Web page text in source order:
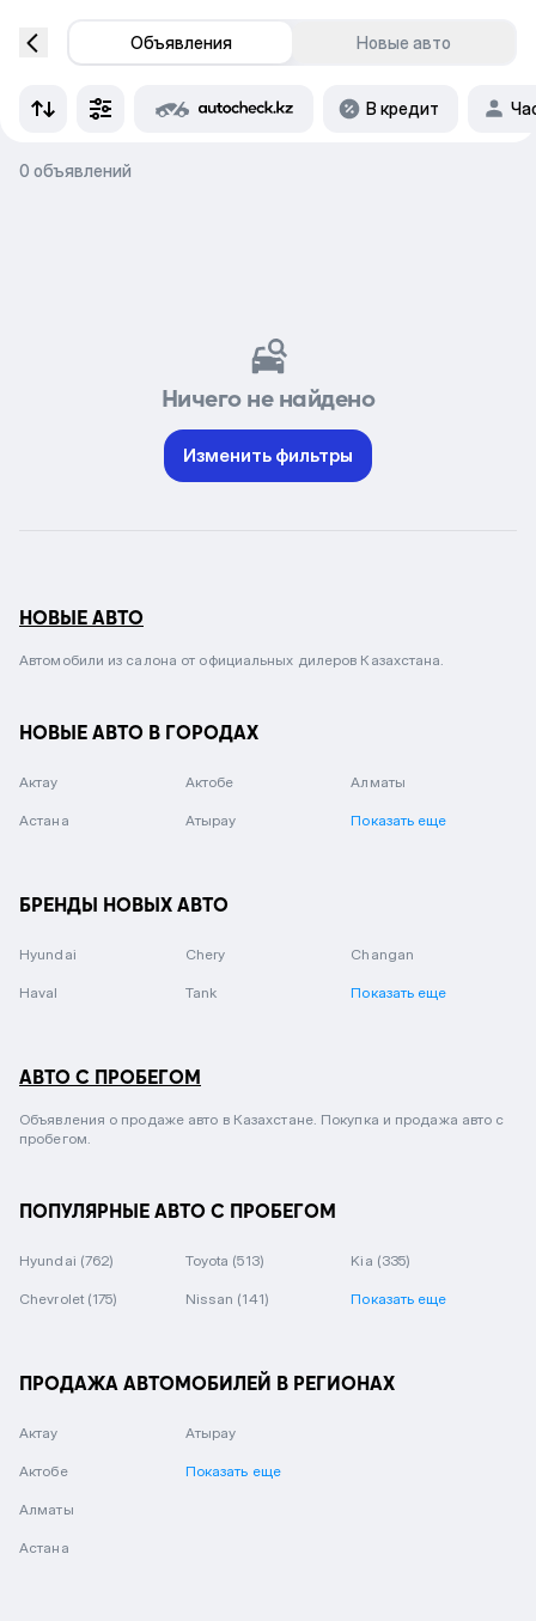
Объявления Новые авто
В кредит
0 объявлений
Ничего не найдено
Изменить фильтры
НОВЫЕ АВТО
Автомобили из салона от официальных дилеров Казахстана.
НОВЫЕ АВТО В ГОРОДАХ
Актау Актобе Алматы
Астана Атырау Показать еще
БРЕНДЫ НОВЫХ АВТО
Hyundai Chery Changan
Haval Tank Показать еще
АВТО С ПРОБЕГОМ
Объявления о продаже авто в Казахстане. Покупка и продажа авто с
пробегом.
ПОПУЛЯРНЫЕ АВТО С ПРОБЕГОМ
Hyundai (762) Toyota (513) Kia (335)
Chevrolet (175) Nissan (141) Показать еще
ПРОДАЖА АВТОМОБИЛЕЙ В РЕГИОНАХ
Актау
Актобе
Алматы
Астана
Атырау
Показать еще